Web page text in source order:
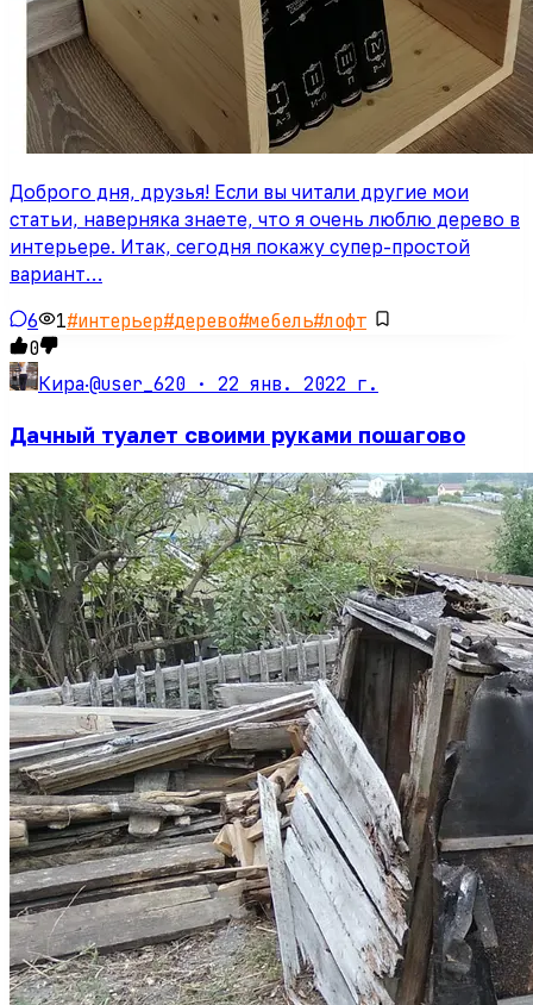
Доброго дня, друзья! Если вы читали другие мои
статьи, наверняка знаете, что я очень люблю дерево в
интерьере. Итак, сегодня покажу супер-простой
вариант…
6 1#интерьер#дерево#мебель#лофт
0
Кира·@user_620 · 22 янв. 2022 г.
Дачный туалет своими руками пошагово